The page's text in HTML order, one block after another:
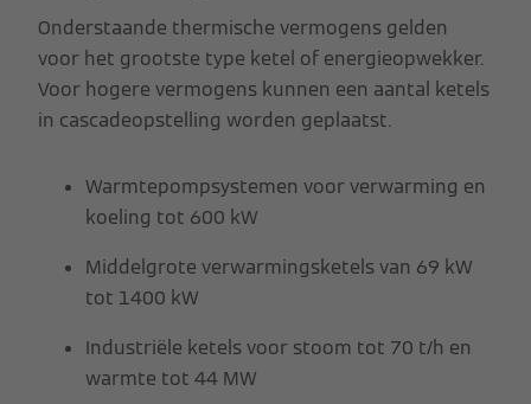
Onderstaande thermische vermogens gelden
voor het grootste type ketel of energieopwekker.
Voor hogere vermogens kunnen een aantal ketels
in cascadeopstelling worden geplaatst.
Warmtepompsystemen voor verwarming en
koeling tot 600 kW
Middelgrote verwarmingsketels van 69 kW
tot 1400 kW
Industriële ketels voor stoom tot 70 t/h en
warmte tot 44 MW